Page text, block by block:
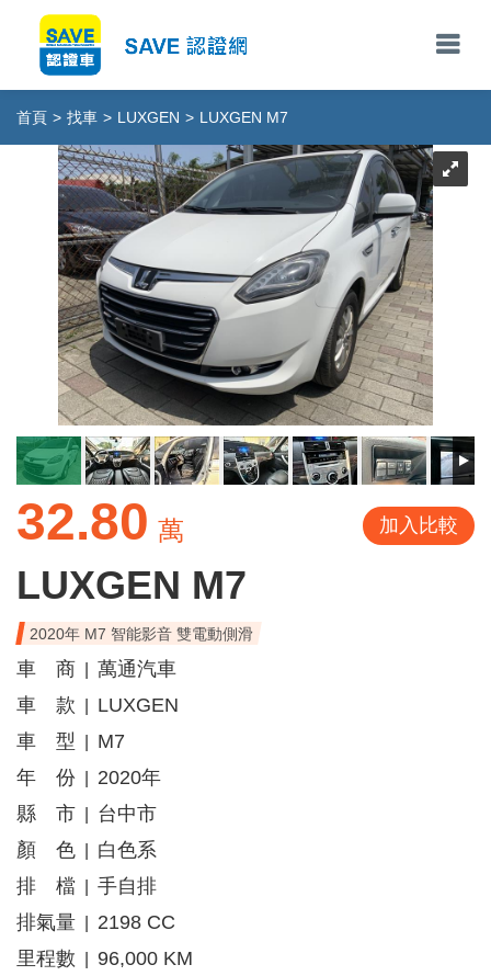
首頁 > 找車 > LUXGEN > LUXGEN M7
32.80 萬 加入比較
LUXGEN M7
2020年 M7 智能影音 雙電動側滑
車 商
萬通汽車
車 款
LUXGEN
車 型
M7
年 份
2020年
縣 市
台中市
顏 色
白色系
排 檔
手自排
排氣量
2198 CC
里程數
96,000 KM